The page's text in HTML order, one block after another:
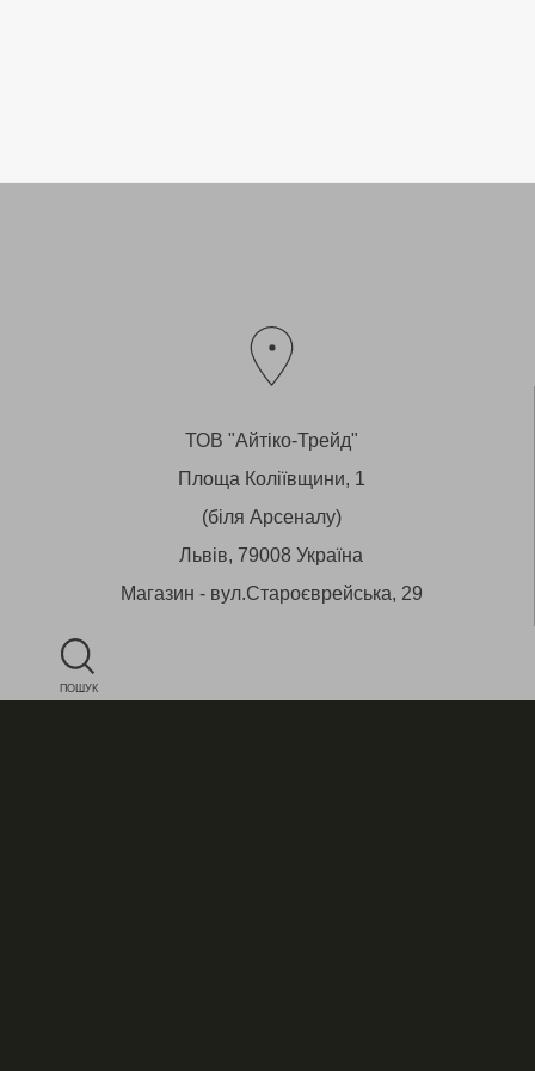
ПОШУК
ТОВ "Айтіко-Трейд"
Площа Коліївщини, 1
(біля Арсеналу)
Львів, 79008 Україна
Магазин - вул.Староєврейська, 29